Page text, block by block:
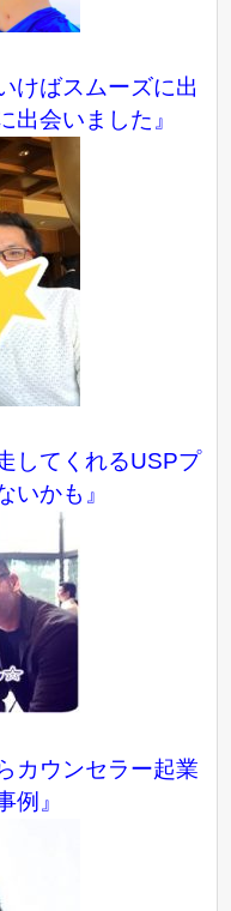
けばスムーズに出
出会いました』
してくれるUSPプ
いかも』
カウンセラー起業
例』